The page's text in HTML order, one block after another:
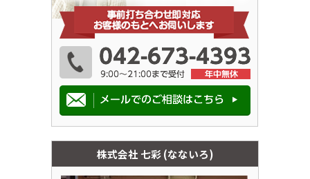
株式会社 七彩 (なないろ)